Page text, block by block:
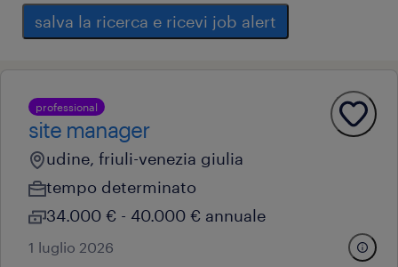
salva la ricerca e ricevi job alert
professional
site manager
udine, friuli-venezia giulia
tempo determinato
34.000 € - 40.000 € annuale
1 luglio 2026